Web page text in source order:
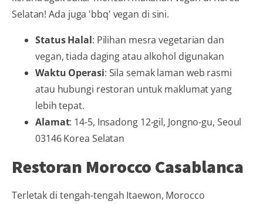
Selatan! Ada juga 'bbq' vegan di sini.
Status Halal: Pilihan mesra vegetarian dan
vegan, tiada daging atau alkohol digunakan
Waktu Operasi: Sila semak laman web rasmi
atau hubungi restoran untuk maklumat yang
lebih tepat.
Alamat: 14-5, Insadong 12-gil, Jongno-gu, Seoul
03146 Korea Selatan
Restoran Morocco Casablanca
Terletak di tengah-tengah Itaewon, Morocco